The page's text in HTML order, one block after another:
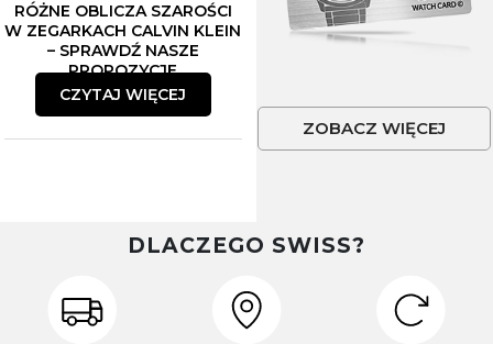
RÓŻNE OBLICZA SZAROŚCI
W ZEGARKACH CALVIN KLEIN
– SPRAWDŹ NASZE
PROPOZYCJE
CZYTAJ WIĘCEJ
ZOBACZ WIĘCEJ
DLACZEGO SWISS?